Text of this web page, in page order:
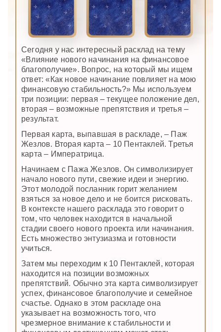
Сегодня у нас интересный расклад на тему
«Влияние нового начинания на финансовое
благополучие». Вопрос, на который мы ищем
ответ: «Как новое начинание повлияет на мою
финансовую стабильность?» Мы используем
три позиции: первая – текущее положение дел,
вторая – возможные препятствия и третья –
результат.
Первая карта, выпавшая в раскладе, – Паж
Жезлов. Вторая карта – 10 Пентаклей. Третья
карта – Императрица.
Начинаем с Пажа Жезлов. Он символизирует
начало нового пути, свежие идеи и энергию.
Этот молодой посланник горит желанием
взяться за новое дело и не боится рисковать.
В контексте нашего расклада это говорит о
том, что человек находится в начальной
стадии своего нового проекта или начинания.
Есть множество энтузиазма и готовности
учиться.
Затем мы переходим к 10 Пентаклей, которая
находится на позиции возможных
препятствий. Обычно эта карта символизирует
успех, финансовое благополучие и семейное
счастье. Однако в этом раскладе она
указывает на возможность того, что
чрезмерное внимание к стабильности и